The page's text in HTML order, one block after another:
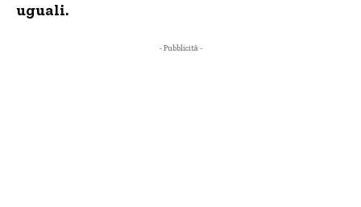
uguali.
- Pubblicità -